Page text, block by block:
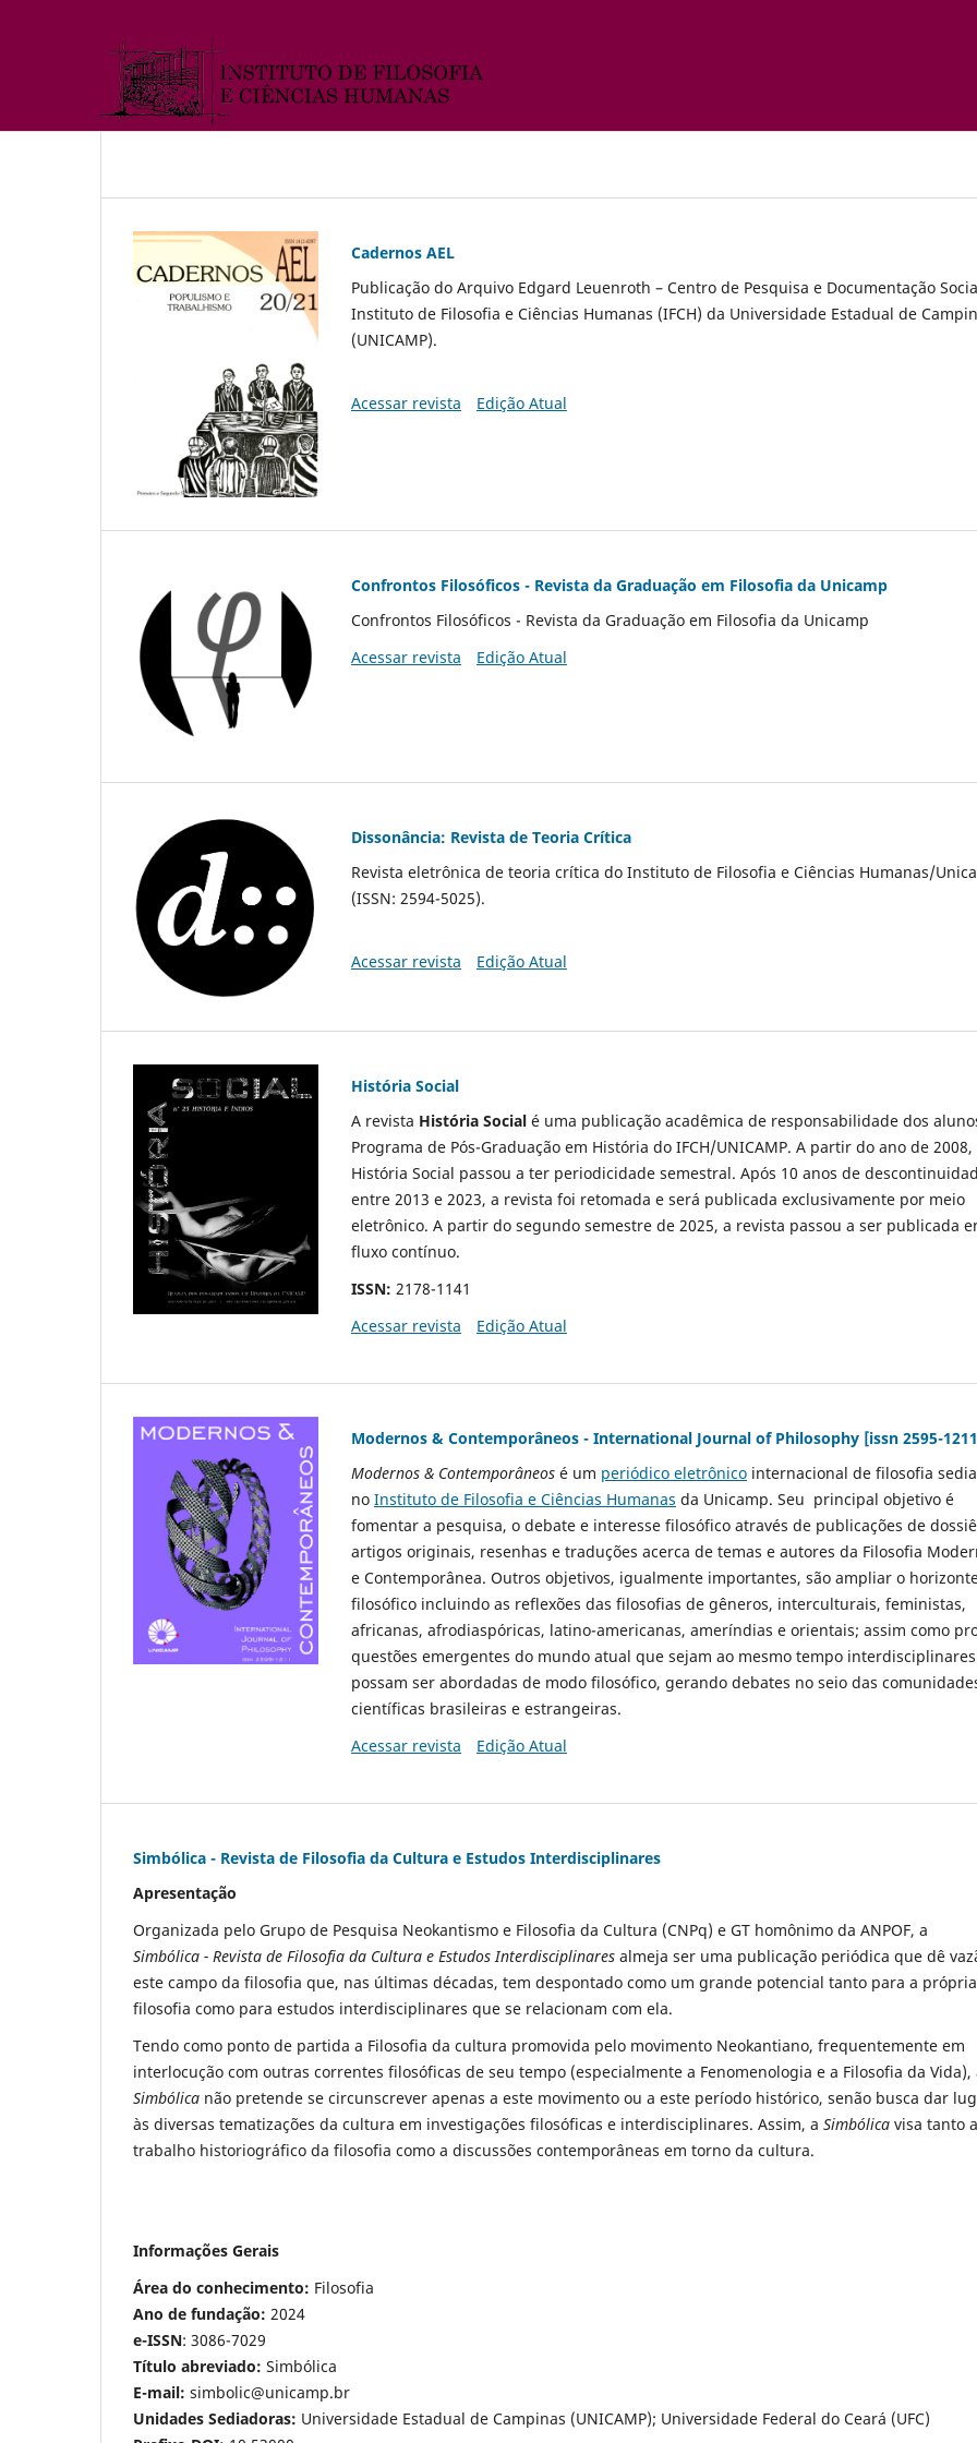
Cadernos AEL
Publicação do Arquivo Edgard Leuenroth – Centro de Pesquisa e Documentação
Instituto de Filosofia e Ciências Humanas (IFCH) da Universidade Estadual de
(UNICAMP).
Acessar revista Edição Atual
Confrontos Filosóficos - Revista da Graduação em Filosofia da Unicamp
Confrontos Filosóficos - Revista da Graduação em Filosofia da Unicamp
Acessar revista
Edição Atual
Dissonância: Revista de Teoria Crítica
Revista eletrônica de teoria crítica do Instituto de Filosofia e Ciências Humanas/
(ISSN: 2594-5025).
Acessar revista Edição Atual
História Social
A revista História Social é uma publicação acadêmica de responsabilidade dos
Programa de Pós-Graduação em História do IFCH/UNICAMP. A partir do ano de 2008,
História Social passou a ter periodicidade semestral. Após 10 anos de
entre 2013 e 2023, a revista foi retomada e será publicada exclusivamente por meio
eletrônico. A partir do segundo semestre de 2025, a revista passou a ser publicada
fluxo contínuo.
ISSN: 2178-1141
Acessar revista
Edição Atual
Modernos & Contemporâneos - International Journal of Philosophy [issn 2595-
Modernos & Contemporâneos é um periódico eletrônico internacional de filosofia
no Instituto de Filosofia e Ciências Humanas da Unicamp. Seu principal objetivo é
fomentar a pesquisa, o debate e interesse filosófico através de publicações de
artigos originais, resenhas e traduções acerca de temas e autores da Filosofia
e Contemporânea. Outros objetivos, igualmente importantes, são ampliar o
filosófico incluindo as reflexões das filosofias de gêneros, interculturais, feministas,
africanas, afrodiaspóricas, latino-americanas, ameríndias e orientais; assim como
questões emergentes do mundo atual que sejam ao mesmo tempo
possam ser abordadas de modo filosófico, gerando debates no seio das
científicas brasileiras e estrangeiras.
Acessar revista
Edição Atual
Simbólica - Revista de Filosofia da Cultura e Estudos Interdisciplinares
Apresentação
Organizada pelo Grupo de Pesquisa Neokantismo e Filosofia da Cultura (CNPq) e GT homônimo da ANPOF, a
Simbólica - Revista de Filosofia da Cultura e Estudos Interdisciplinares almeja ser uma publicação periódica que dê
este campo da filosofia que, nas últimas décadas, tem despontado como um grande potencial tanto para a própria
filosofia como para estudos interdisciplinares que se relacionam com ela.
Tendo como ponto de partida a Filosofia da cultura promovida pelo movimento Neokantiano, frequentemente em
interlocução com outras correntes filosóficas de seu tempo (especialmente a Fenomenologia e a Filosofia da Vida),
Simbólica não pretende se circunscrever apenas a este movimento ou a este período histórico, senão busca dar
às diversas tematizações da cultura em investigações filosóficas e interdisciplinares. Assim, a Simbólica visa tanto
trabalho historiográfico da filosofia como a discussões contemporâneas em torno da cultura.
Informações Gerais
Área do conhecimento: Filosofia
Ano de fundação: 2024
e-ISSN: 3086-7029
Título abreviado: Simbólica
E-mail: simbolic@unicamp.br
Unidades Sediadoras: Universidade Estadual de Campinas (UNICAMP); Universidade Federal do Ceará (UFC)